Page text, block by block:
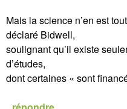
Mais la science n’en est
déclaré Bidwell,
soulignant qu’il existe
d’études,
dont certaines « sont